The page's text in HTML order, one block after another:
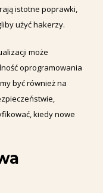
istotne poprawki,
użyć hakerzy.
może
oprogramowania
być również na
kiedy nowe